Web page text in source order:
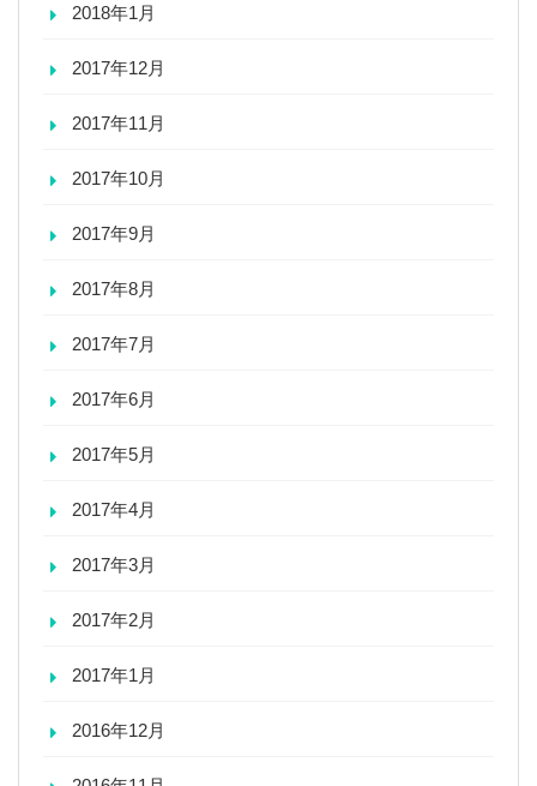
2018年1月
2017年12月
2017年11月
2017年10月
2017年9月
2017年8月
2017年7月
2017年6月
2017年5月
2017年4月
2017年3月
2017年2月
2017年1月
2016年12月